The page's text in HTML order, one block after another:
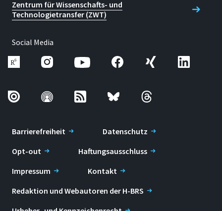
Zentrum für Wissenschafts- und
Technologietransfer (ZWT)
Social Media
Barrierefreiheit
Datenschutz
Opt-out
Haftungsausschluss
Impressum
Kontakt
Redaktion und Webautoren der H-BRS